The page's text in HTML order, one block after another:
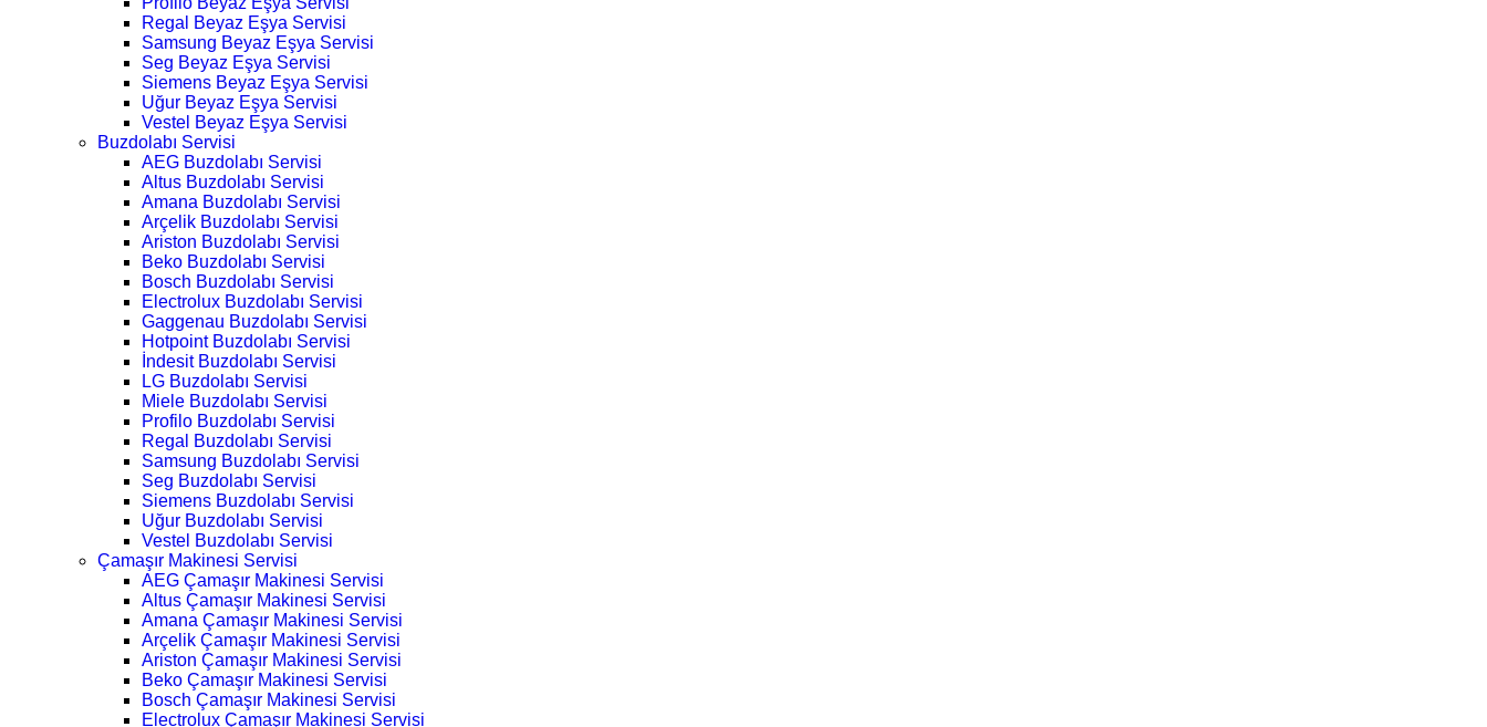
Regal Beyaz Eşya Servisi
Samsung Beyaz Eşya Servisi
Seg Beyaz Eşya Servisi
Siemens Beyaz Eşya Servisi
Uğur Beyaz Eşya Servisi
Vestel Beyaz Eşya Servisi
Buzdolabı Servisi
AEG Buzdolabı Servisi
Altus Buzdolabı Servisi
Amana Buzdolabı Servisi
Arçelik Buzdolabı Servisi
Ariston Buzdolabı Servisi
Beko Buzdolabı Servisi
Bosch Buzdolabı Servisi
Electrolux Buzdolabı Servisi
Gaggenau Buzdolabı Servisi
Hotpoint Buzdolabı Servisi
İndesit Buzdolabı Servisi
LG Buzdolabı Servisi
Miele Buzdolabı Servisi
Profilo Buzdolabı Servisi
Regal Buzdolabı Servisi
Samsung Buzdolabı Servisi
Seg Buzdolabı Servisi
Siemens Buzdolabı Servisi
Uğur Buzdolabı Servisi
Vestel Buzdolabı Servisi
Çamaşır Makinesi Servisi
AEG Çamaşır Makinesi Servisi
Altus Çamaşır Makinesi Servisi
Amana Çamaşır Makinesi Servisi
Arçelik Çamaşır Makinesi Servisi
Ariston Çamaşır Makinesi Servisi
Beko Çamaşır Makinesi Servisi
Bosch Çamaşır Makinesi Servisi
Electrolux Çamaşır Makinesi Servisi